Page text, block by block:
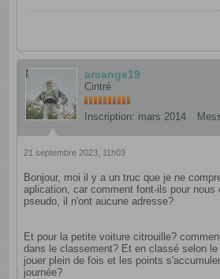
arcange19
Cintré
Inscription: mars 2014
21 septembre 2023, 11h03
Bonjour, moi il y a un truc que je ne
aplication, car comment font-ils pour nous
pseudo, il n'ont aucune adresse?
Et pour la petite voiture citrouille?
dans le classement? Et en classé selon
jouer plein de fois et les points
journée?